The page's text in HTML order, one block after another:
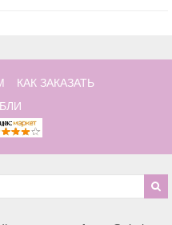
КАК ЗАКАЗАТЬ